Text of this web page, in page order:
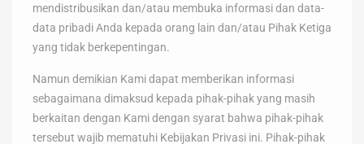
mendistribusikan dan/atau membuka informasi dan data-
data pribadi Anda kepada orang lain dan/atau Pihak Ketiga
yang tidak berkepentingan.
Namun demikian Kami dapat memberikan informasi
sebagaimana dimaksud kepada pihak-pihak yang masih
berkaitan dengan Kami dengan syarat bahwa pihak-pihak
tersebut wajib mematuhi Kebijakan Privasi ini. Pihak-pihak